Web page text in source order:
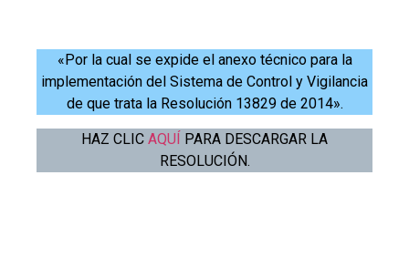
«Por la cual se expide el anexo técnico para la
implementación del Sistema de Control y Vigilancia
de que trata la Resolución 13829 de 2014».
HAZ CLIC AQUÍ PARA DESCARGAR LA
RESOLUCIÓN.